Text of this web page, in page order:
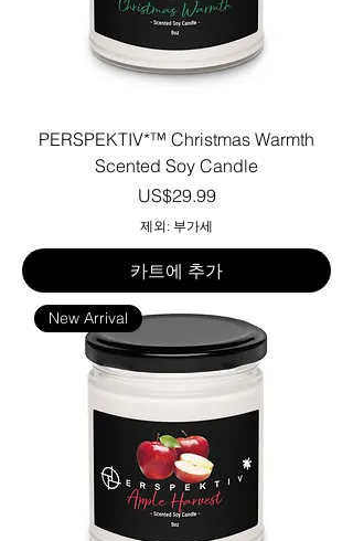
PERSPEKTIV*™️ Christmas Warmth
Scented Soy Candle
가격
US$29.99
제외: 부가세
카트에 추가
New Arrival